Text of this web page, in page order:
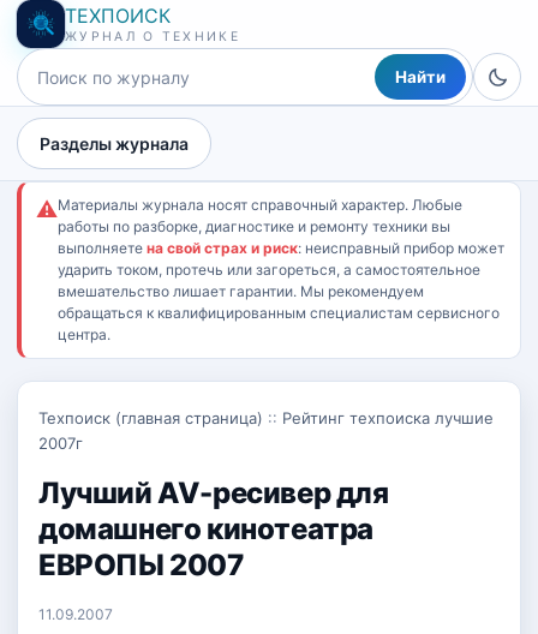
ТЕХПОИСК
ЖУРНАЛ О ТЕХНИКЕ
Найти
Разделы журнала
⚠Материалы журнала носят справочный характер. Любые
работы по разборке, диагностике и ремонту техники вы
выполняете на свой страх и риск: неисправный прибор может
ударить током, протечь или загореться, а самостоятельное
вмешательство лишает гарантии. Мы рекомендуем
обращаться к квалифицированным специалистам сервисного
центра.
Техпоиск (главная страница) :: Рейтинг техпоиска лучшие
2007г
Лучший AV-ресивер для
домашнего кинотеатра
ЕВРОПЫ 2007
11.09.2007